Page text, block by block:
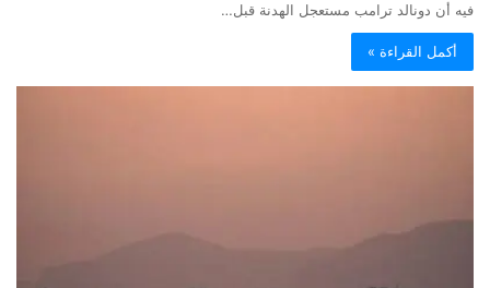
فيه أن دونالد ترامب مستعجل الهدنة قبل…
أكمل القراءة »